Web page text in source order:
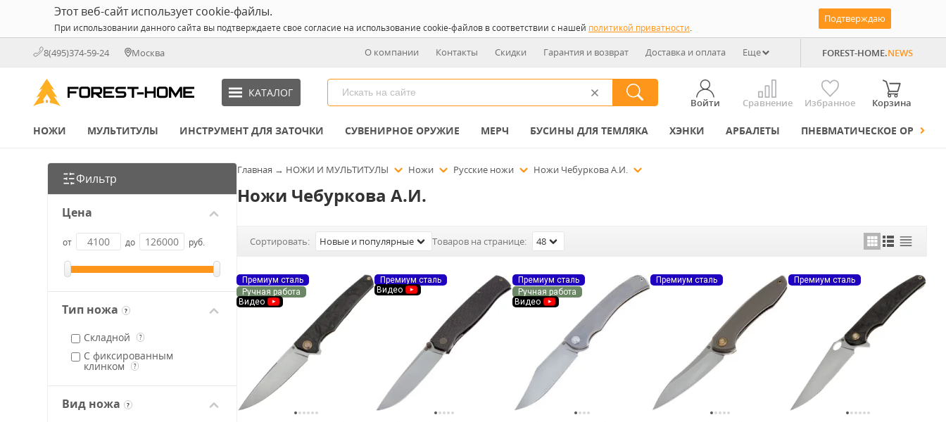
Этот веб-сайт использует cookie-файлы.
При использовании данного сайта вы подтверждаете свое согласие на использование cookie-файлов в соответствии с нашей политикой приватности.
Подтверждаю
8(495)374-59-24 Москва О компании Контакты Скидки Гарантия и возврат Доставка и оплата Еще FOREST-HOME.NEWS
КАТАЛОГ
Войти Сравнение Избранное Корзина
НОЖИ МУЛЬТИТУЛЫ ИНСТРУМЕНТ ДЛЯ ЗАТОЧКИ СУВЕНИРНОЕ ОРУЖИЕ МЕРЧ БУСИНЫ ДЛЯ ТЕМЛЯКА ХЭНКИ АРБАЛЕТЫ ПНЕВМАТИЧЕСКОЕ ОРУЖИЕ
Фильтр
Цена
от до руб.
Тип ножа ?
Складной ?
С фиксированным
клинком
?
Вид ножа ?
Главная → НОЖИ И МУЛЬТИТУЛЫ Ножи Русские ножи Ножи Чебуркова А.И.
Ножи Чебуркова А.И.
Сортировать: Новые и популярные Товаров на странице: 48
Премиум сталь
Ручная работа
Видео
Премиум сталь
Видео
Премиум сталь
Ручная работа
Видео
Премиум сталь Премиум сталь